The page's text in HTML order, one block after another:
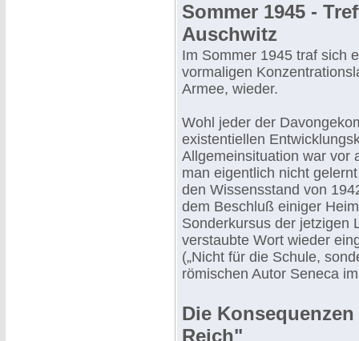
Sommer 1945 -
Auschwitz
Im Sommer 1945 traf sich
vormaligen
Armee, wieder.
Wohl jeder der
existentiellen
Allgemeinsituation war vor
man eigentlich nicht
den Wissensstand von
dem Beschluß einiger
Sonderkursus der jetzigen
verstaubte Wort wieder
(„Nicht für die Schule,
römischen Autor Seneca
Die
Reich"